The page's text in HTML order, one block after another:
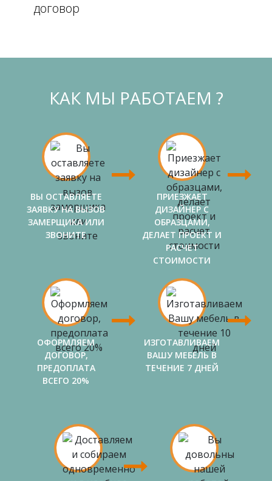
договор
КАК МЫ РАБОТАЕМ ?
ВЫ ОСТАВЛЯЕТЕ
ЗАЯВКУ НА ВЫЗОВ
ЗАМЕРЩИКА ИЛИ
ЗВОНИТЕ
ПРИЕЗЖАЕТ
ДИЗАЙНЕР С
ОБРАЗЦАМИ,
ДЕЛАЕТ ПРОЕКТ И
РАСЧЕТ
СТОИМОСТИ
ОФОРМЛЯЕМ
ДОГОВОР,
ПРЕДОПЛАТА
ВСЕГО 20%
ИЗГОТАВЛИВАЕМ
ВАШУ МЕБЕЛЬ В
ТЕЧЕНИЕ 7 ДНЕЙ